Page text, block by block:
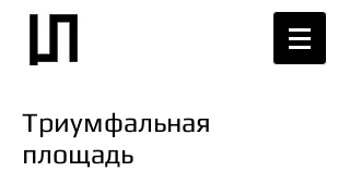
Триумфальная
площадь